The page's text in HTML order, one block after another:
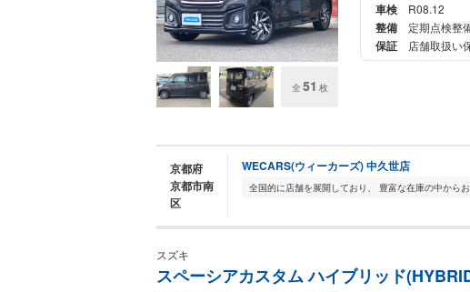
全 51 枚
車検
R08.12
整備 定期点検整
保証 店舗取扱い
京都府
京都市南
区
WECARS(ウィーカーズ) 中久世店
スズキ
スペーシアカスタム ハイブリッド